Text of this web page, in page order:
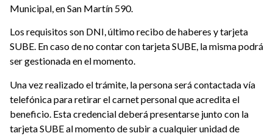
Municipal, en San Martín 590.
Los requisitos son DNI, último recibo de haberes y tarjeta
SUBE. En caso de no contar con tarjeta SUBE, la misma podrá
ser gestionada en el momento.
Una vez realizado el trámite, la persona será contactada vía
telefónica para retirar el carnet personal que acredita el
beneficio. Esta credencial deberá presentarse junto con la
tarjeta SUBE al momento de subir a cualquier unidad de